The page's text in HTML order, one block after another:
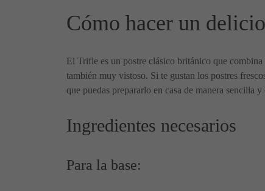
Cómo hacer un
El Trifle es un postre clásico británico que
también muy vistoso. Si te gustan los postres
que puedas prepararlo en casa de manera sencilla
Ingredientes necesarios
Para la base: